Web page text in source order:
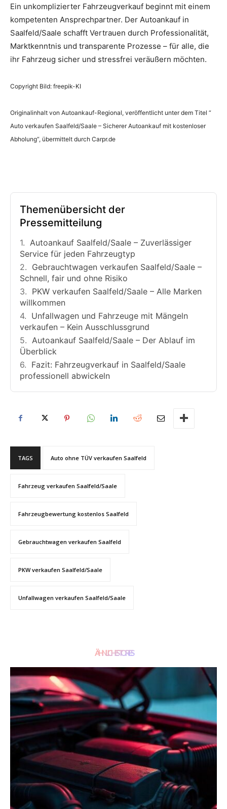
Ein unkomplizierter Fahrzeugverkauf beginnt mit einem
kompetenten Ansprechpartner. Der Autoankauf in
Saalfeld/Saale schafft Vertrauen durch Professionalität,
Marktkenntnis und transparente Prozesse – für alle, die
ihr Fahrzeug sicher und stressfrei veräußern möchten.
Copyright Bild: freepik-KI
Originalinhalt von Autoankauf-Regional, veröffentlicht unter dem Titel “
Auto verkaufen Saalfeld/Saale – Sicherer Autoankauf mit kostenloser
Abholung“, übermittelt durch Carpr.de
Themenübersicht der
Pressemitteilung
Autoankauf Saalfeld/Saale – Zuverlässiger
Service für jeden Fahrzeugtyp
Gebrauchtwagen verkaufen Saalfeld/Saale –
Schnell, fair und ohne Risiko
PKW verkaufen Saalfeld/Saale – Alle Marken
willkommen
Unfallwagen und Fahrzeuge mit Mängeln
verkaufen – Kein Ausschlussgrund
Autoankauf Saalfeld/Saale – Der Ablauf im
Überblick
Fazit: Fahrzeugverkauf in Saalfeld/Saale
professionell abwickeln
TAGS Auto ohne TÜV verkaufen Saalfeld
Fahrzeug verkaufen Saalfeld/Saale
Fahrzeugbewertung kostenlos Saalfeld
Gebrauchtwagen verkaufen Saalfeld
PKW verkaufen Saalfeld/Saale
Unfallwagen verkaufen Saalfeld/Saale
ÄHNLICHE STORIES